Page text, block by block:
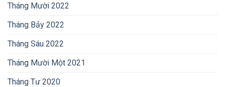
Tháng Mười 2022
Tháng Bảy 2022
Tháng Sáu 2022
Tháng Mười Một 2021
Tháng Tư 2020